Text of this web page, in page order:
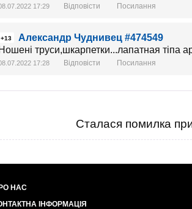
17:29 Відповісти Посилання
+13
Александр Чуднивец #474549
Ношені труси,шкарпетки...лапатная тіпа
17:28 Відповісти Посилання
Сталася помилка
НАС
ІНФОРМАЦІЯ